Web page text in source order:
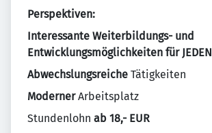
Perspektiven:
Interessante Weiterbildungs- und
Entwicklungsmöglichkeiten für JEDEN
Abwechslungsreiche Tätigkeiten
ModernerArbeitsplatz
Stundenlohn ab 18,- EUR